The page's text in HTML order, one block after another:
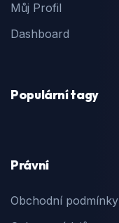
Můj Profil
Dashboard
Populární tagy
Právní
Obchodní podmínky